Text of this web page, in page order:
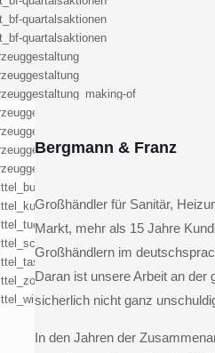
Bergmann & Franz
Großhändler für Sanitär,
Markt, mehr als 15 Jahre
Großhändlern im
Daran ist unsere Arbeit an
sicherlich nicht ganz
In den Jahren der